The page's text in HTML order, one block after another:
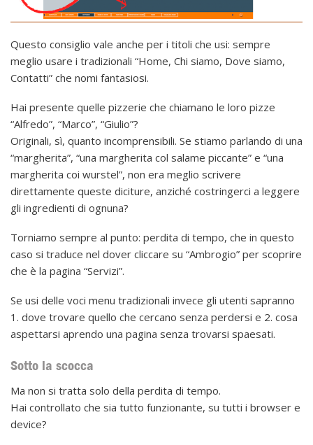
Questo consiglio vale anche per i titoli che usi: sempre
meglio usare i tradizionali “Home, Chi siamo, Dove siamo,
Contatti” che nomi fantasiosi.
Hai presente quelle pizzerie che chiamano le loro pizze
“Alfredo”, “Marco”, “Giulio”?
Originali, sì, quanto incomprensibili. Se stiamo parlando di una
“margherita”, “una margherita col salame piccante” e “una
margherita coi wurstel”, non era meglio scrivere
direttamente queste diciture, anziché costringerci a leggere
gli ingredienti di ognuna?
Torniamo sempre al punto: perdita di tempo, che in questo
caso si traduce nel dover cliccare su “Ambrogio” per scoprire
che è la pagina “Servizi”.
Se usi delle voci menu tradizionali invece gli utenti sapranno
1. dove trovare quello che cercano senza perdersi e 2. cosa
aspettarsi aprendo una pagina senza trovarsi spaesati.
Sotto la scocca
Ma non si tratta solo della perdita di tempo.
Hai controllato che sia tutto funzionante, su tutti i browser e
device?